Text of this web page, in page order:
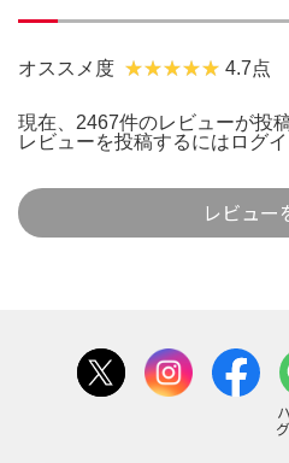
オススメ度 4.7点
現在、2467件のレビューが投
レビューを投稿するには ログ
レビュー